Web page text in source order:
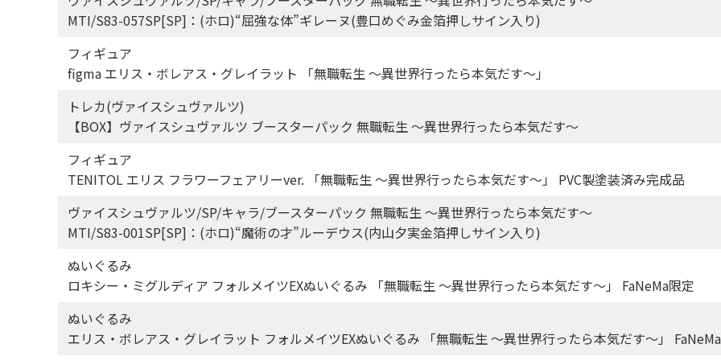
MTI/S83-057SP[SP]：(ホロ)“屈強な体”ギレーヌ(豊口めぐみ金箔押しサイン入り)
フィギュア
figma エリス・ボレアス・グレイラット 「無職転生 ～異世界行ったら本気だす～」
トレカ(ヴァイスシュヴァルツ)
【BOX】ヴァイスシュヴァルツ ブースターパック 無職転生 ～異世界行ったら本気だす～
フィギュア
TENITOL エリス フラワーフェアリーver. 「無職転生 ～異世界行ったら本気だす～」 PVC製塗装済み完成品
ヴァイスシュヴァルツ/SP/キャラ/ブースターパック 無職転生 ～異世界行ったら本気だす～
MTI/S83-001SP[SP]：(ホロ)“魔術の才”ルーデウス(内山夕実金箔押しサイン入り)
ぬいぐるみ
ロキシー・ミグルディア フォルメイツEXぬいぐるみ 「無職転生 ～異世界行ったら本気だす～」 FaNeMa限定
ぬいぐるみ
エリス・ボレアス・グレイラット フォルメイツEXぬいぐるみ 「無職転生 ～異世界行ったら本気だす～」